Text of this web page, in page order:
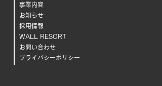
事業内容
お知らせ
採用情報
WALL RESORT
お問い合わせ
プライバシーポリシー